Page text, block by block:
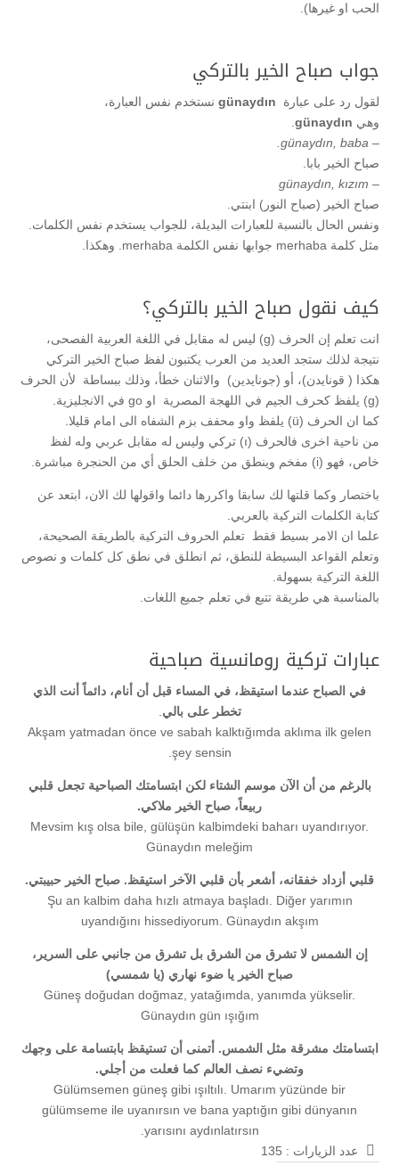
الحب او غيرها).
جواب صباح الخير بالتركي
لقول رد على عبارة günaydın نستخدم نفس العبارة،
وهي günaydın
.
– günaydın, baba.
صباح الخير بابا.
– günaydın, kızım
صباح الخير (صباح النور) ابنتي.
ونفس الحال بالنسبة للعبارات البديلة، للجواب يستخدم نفس الكلمات.
مثل كلمة merhaba جوابها نفس الكلمة merhaba. وهكذا.
كيف نقول صباح الخير بالتركي؟
انت تعلم إن الحرف (g) ليس له مقابل في اللغة العربية الفصحى،
نتيجة لذلك ستجد العديد من العرب يكتبون لفظ صباح الخير التركي
هكذا ( قونايدن)، أو (جونايدين) والاثنان خطأ، وذلك ببساطة لأن الحرف
(g) يلفظ كحرف الجيم في اللهجة المصرية او go في الانجليزية.
كما ان الحرف (ü) يلفظ واو محفف بزم الشفاه الى امام قليلا.
من ناحية اخرى فالحرف (ı) تركي وليس له مقابل عربي وله لفظ
خاص، فهو (i) مفخم وينطق من خلف الحلق أي من الحنجرة مباشرة.
باختصار وكما قلتها لك سابقا واكررها دائما واقولها لك الان، ابتعد عن
كتابة الكلمات التركية بالعربي.
علما ان الامر بسيط فقط تعلم الحروف التركية بالطريقة الصحيحة،
وتعلم القواعد البسيطة للنطق، ثم انطلق في نطق كل كلمات و نصوص
اللغة التركية بسهولة.
بالمناسبة هي طريقة تتبع في تعلم جميع اللغات.
عبارات تركية رومانسية صباحية
في الصباح عندما استيقظ، في المساء قبل أن أنام، دائماً أنت الذي
تخطر على بالي.
Akşam yatmadan önce ve sabah kalktığımda aklıma ilk gelen
şey sensin.
بالرغم من أن الآن موسم الشتاء لكن ابتسامتك الصباحية تجعل قلبي
ربيعاً، صباح الخير ملاكي.
Mevsim kış olsa bile, gülüşün kalbimdeki baharı uyandırıyor.
Günaydın meleğim
قلبي أزداد خفقانه، أشعر بأن قلبي الآخر استيقظ. صباح الخير حبيبتي.
Şu an kalbim daha hızlı atmaya başladı. Diğer yarımın
uyandığını hissediyorum. Günaydın akşım
إن الشمس لا تشرق من الشرق بل تشرق من جانبي على السرير،
صباح الخير يا ضوء نهاري (يا شمسي)
Güneş doğudan doğmaz, yatağımda, yanımda yükselir.
Günaydın gün ışığım
ابتسامتك مشرقة مثل الشمس. أتمنى أن تستيقظ بابتسامة على وجهك
وتضيء نصف العالم كما فعلت من أجلي.
Gülümsemen güneş gibi ışıltılı. Umarım yüzünde bir
gülümseme ile uyanırsın ve bana yaptığın gibi dünyanın
yarısını aydınlatırsın.
عدد الزيارات : 135